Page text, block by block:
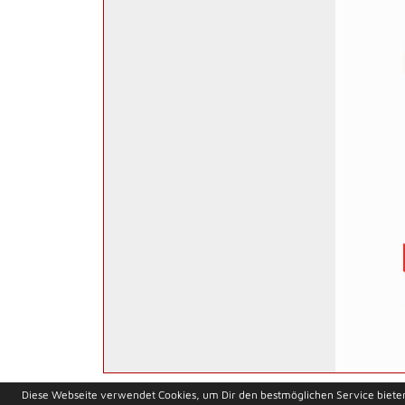
soccero.de
Diese Webseite verwendet Cookies, um Dir den bestmöglichen Service